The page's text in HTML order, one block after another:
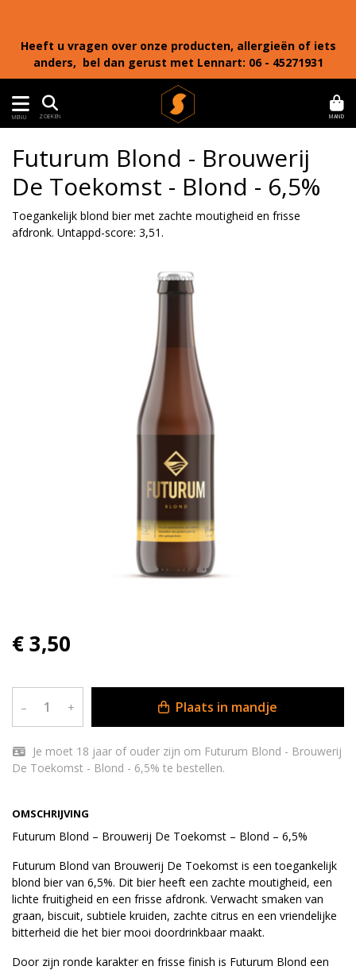
Heeft u vragen over onze producten, allergieën of iets
anders, bel dan gerust met Lennart: 06 - 45271931
MENU ZOEKEN MAND
OMSCHRIJVING
Futurum Blond – Brouwerij De Toekomst – Blond – 6,5%
Futurum Blond van Brouwerij De Toekomst is een toegankelijk
blond bier van 6,5%. Dit bier heeft een zachte moutigheid, een
lichte fruitigheid en een frisse afdronk. Verwacht smaken van
graan, biscuit, subtiele kruiden, zachte citrus en een vriendelijke
bitterheid die het bier mooi doordrinkbaar maakt.
Door zijn ronde karakter en frisse finish is Futurum Blond een
Futurum Blond - Brouwerij
De Toekomst - Blond - 6,5%
Toegankelijk blond bier met zachte moutigheid en frisse
afdronk. Untappd-score: 3,51.
€ 3,50
– + Plaats in mandje
De Toekomst - Blond - 6,5% te bestellen.